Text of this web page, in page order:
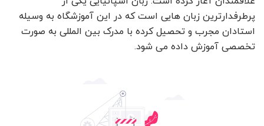
پرطرفدارترین زبان هایی است که در این آموزشگاه به وسیله
استادان مجرب و تحصیل کرده با مدرک بین المللی به صورت
تخصصی آموزش داده می شود.